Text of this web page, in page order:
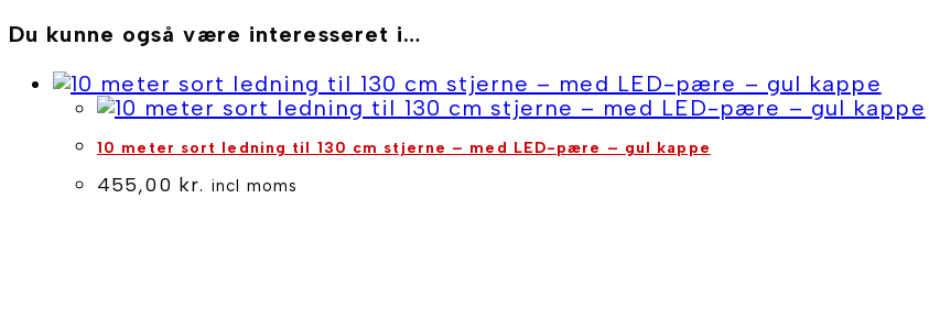
gul
-
antal
Du kunne også være interesseret i…
10 meter sort ledning til 130 cm stjerne – med LED-pære – gul kappe
455,00 kr. incl moms